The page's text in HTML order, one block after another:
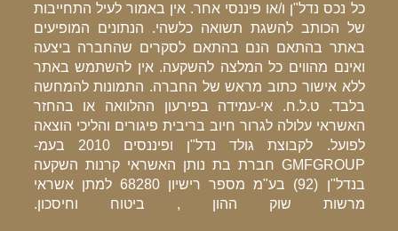
כל נכס נדל"ן ו/או פיננסי אחר. אין באמור לעיל התחייבות
של הכותב להשגת תשואה כלשהי. הנתונים המופיעים
באתר בהתאם הנם בהתאם לסקרים שהחברה ביצעה
ואינם מהווים כל המלצה להשקעה. אין להשתמש באתר
ללא אישור כתוב מראש של החברה. התמונות להמחשה
בלבד. ט.ל.ח. אי-עמידה בפירעון ההלוואה או בהחזר
האשראי עלולה לגרור חיוב בריבית פיגורים והליכי הוצאה
לפועל. לקבוצת גולד נדל"ן ופיננסים 2010 בעמ-
GMFGROUP חברת בת נותן האשראי קרנות השקעה
בנדל"ן (92) בע"מ מספר רישיון 68280 למתן אשראי
מרשות שוק ההון , ביטוח וחיסכון.